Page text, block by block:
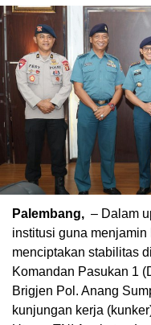
Palembang, – Dalam
institusi guna
menciptakan stabilitas
Komandan Pasukan 1
Brigjen Pol. Anang
kunjungan kerja